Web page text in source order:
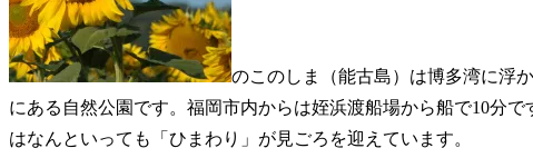
のこのしま（能古島）は博多湾に浮
にある自然公園です。福岡市内からは姪浜渡船場から船で10分
はなんといっても「ひまわり」が見ごろを迎えています。